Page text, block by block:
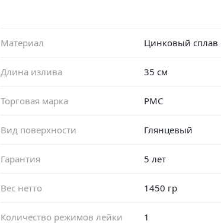
Материал Цинковый сплав
Длина излива 35 см
Торговая марка РМС
Вид поверхности Глянцевый
Гарантия 5 лет
Вес нетто 1450 гр
Количество режимов лейки 1